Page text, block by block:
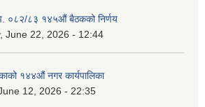
०८२/८३ १४५औं बैठकको निर्णय
June 22, 2026 - 12:44
१४४औं नगर कार्यपालिका
12, 2026 - 22:35